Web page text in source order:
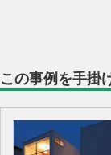
この事例を手掛